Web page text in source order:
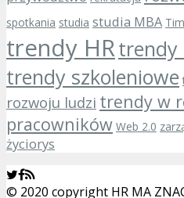
spotkania studia studia MBA
trendy HRtrendy
trendy szkoleniowe
rozwoju ludzi trendy w
pracowników Web 2.0
życiorys
© 2020 copyright HR MA